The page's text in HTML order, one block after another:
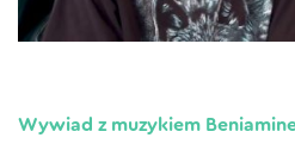
Wywiad z muzykiem